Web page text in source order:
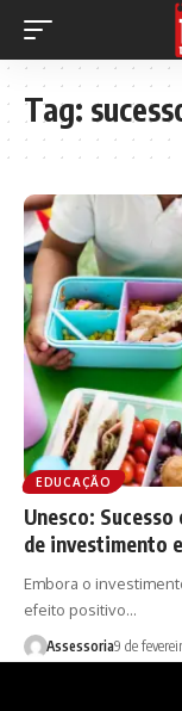
Tag:
EDUCAÇÃO
Unesco:
de investimento
Embora o
efeito positivo…
Assessoria9 de